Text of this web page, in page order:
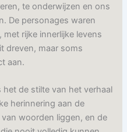
te onderwijzen en ons
De personages waren
rijke innerlijke levens
dreven, maar soms
aan.
de stilte van het verhaal
herinnering aan de
woorden liggen, en de